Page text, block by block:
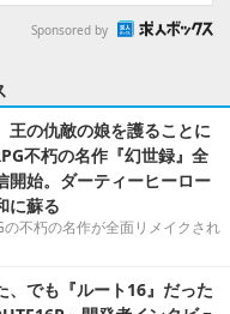
Sponsored by
王の仇敵の娘を護ることに
不朽の名作『幻世録』全
開始。ダーティーヒーロー
に蘇る
不朽の名作が全面リメイクされ
、でも『ルート16』だった